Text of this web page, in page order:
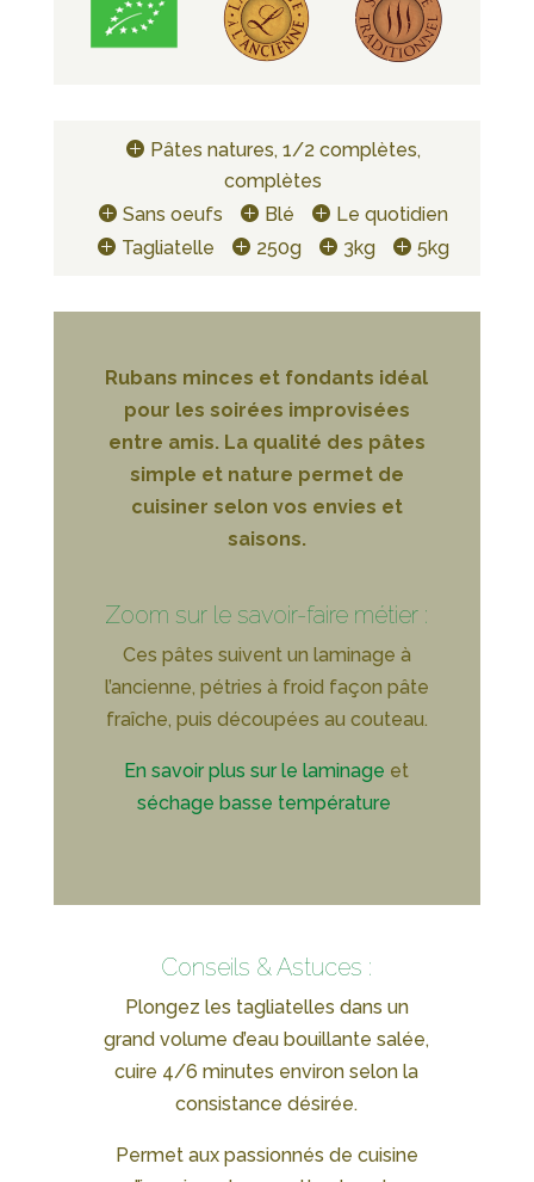
Pâtes natures, 1/2 complètes,
complètes
Sans oeufs
Blé
Le quotidien
Tagliatelle
250g 3kg 5kg
Rubans minces et fondants idéal
pour les soirées improvisées
entre amis. La qualité des pâtes
simple et nature permet de
cuisiner selon vos envies et
saisons.
Zoom sur le savoir-faire métier :
Ces pâtes suivent un laminage à
l’ancienne, pétries à froid façon pâte
fraîche, puis découpées au couteau.
En savoir plus sur le laminage et
séchage basse température
Conseils & Astuces :
Plongez les tagliatelles dans un
grand volume d’eau bouillante salée,
cuire 4/6 minutes environ selon la
consistance désirée.
Permet aux passionnés de cuisine